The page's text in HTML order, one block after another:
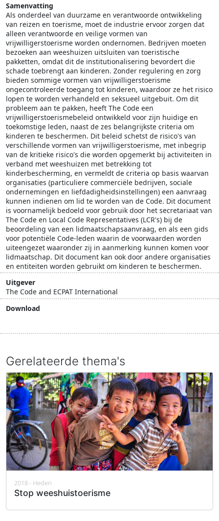
Samenvatting
Als onderdeel van duurzame en verantwoorde ontwikkeling
van reizen en toerisme, moet de industrie ervoor zorgen dat
alleen verantwoorde en veilige vormen van
vrijwilligerstoerisme worden ondernomen. Bedrijven moeten
bezoeken aan weeshuizen uitsluiten van toeristische
pakketten, omdat dit de institutionalisering bevordert die
schade toebrengt aan kinderen. Zonder regulering en zorg
bieden sommige vormen van vrijwilligerstoerisme
ongecontroleerde toegang tot kinderen, waardoor ze het risico
lopen te worden verhandeld en seksueel uitgebuit. Om dit
probleem aan te pakken, heeft The Code een
vrijwilligerstoerismebeleid ontwikkeld voor zijn huidige en
toekomstige leden, naast de zes belangrijkste criteria om
kinderen te beschermen. Dit beleid schetst de risico's van
verschillende vormen van vrijwilligerstoerisme, met inbegrip
van de kritieke risico's die worden opgemerkt bij activiteiten in
verband met weeshuizen met betrekking tot
kinderbescherming, en vermeldt de criteria op basis waarvan
organisaties (particuliere commerciële bedrijven, sociale
ondernemingen en liefdadigheidsinstellingen) een aanvraag
kunnen indienen om lid te worden van de Code. Dit document
is voornamelijk bedoeld voor gebruik door het secretariaat van
The Code en Local Code Representatives (LCR's) bij de
beoordeling van een lidmaatschapsaanvraag, en als een gids
voor potentiële Code-leden waarin de voorwaarden worden
uiteengezet waaronder zij in aanmerking kunnen komen voor
lidmaatschap. Dit document kan ook door andere organisaties
en entiteiten worden gebruikt om kinderen te beschermen.
Uitgever
The Code and ECPAT International
Download
Gerelateerde thema's
2018 - Heden
Stop weeshuistoerisme